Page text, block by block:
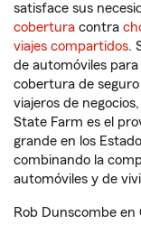
satisface sus
cobertura contra
viajes compartidos.
de automóviles
cobertura de
viajeros de
State Farm es el
grande en los
combinando la
automóviles y de
Rob Dunscombe